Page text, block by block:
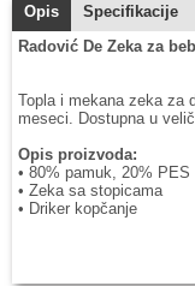
Opis Specifikacije
Radović De Zeka za
Topla i mekana zeka za
meseci. Dostupna u
Opis proizvoda:
• 80% pamuk, 20% PES
• Zeka sa stopicama
• Driker kopčanje